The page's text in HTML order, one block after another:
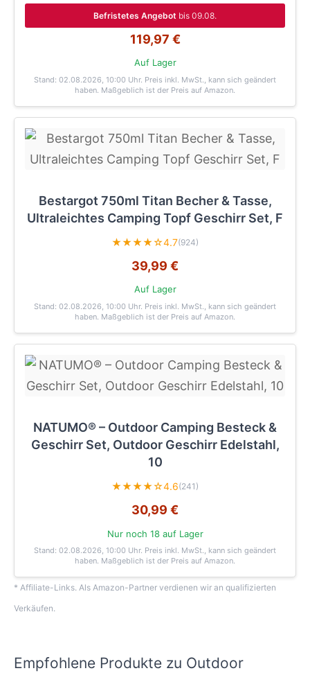
Befristetes Angebot bis 09.08.
119,97 €
Auf Lager
Stand: 02.08.2026, 10:00 Uhr. Preis inkl. MwSt., kann sich geändert
haben. Maßgeblich ist der Preis auf Amazon.
Bestargot 750ml Titan Becher & Tasse,
Ultraleichtes Camping Topf Geschirr Set, F
★★★★☆4.7(924)
39,99 €
Auf Lager
Stand: 02.08.2026, 10:00 Uhr. Preis inkl. MwSt., kann sich geändert
haben. Maßgeblich ist der Preis auf Amazon.
NATUMO® – Outdoor Camping Besteck &
Geschirr Set, Outdoor Geschirr Edelstahl,
10
★★★★☆4.6(241)
30,99 €
Nur noch 18 auf Lager
Stand: 02.08.2026, 10:00 Uhr. Preis inkl. MwSt., kann sich geändert
haben. Maßgeblich ist der Preis auf Amazon.
* Affiliate-Links. Als Amazon-Partner verdienen wir an qualifizierten
Verkäufen.
Empfohlene Produkte zu Outdoor